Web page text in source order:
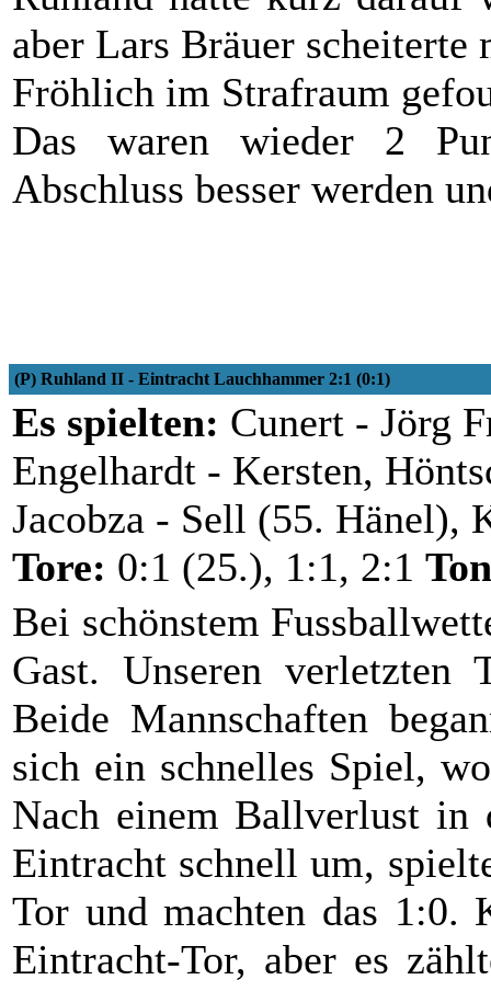
aber Lars Bräuer
Fröhlich im Strafraum
Das waren wieder 2
Abschluss besser werden
(P) Ruhland II - Eintracht Lauchhammer 2:1 (0:1)
Es spielten: Cunert - Jörg
Engelhardt - Kersten,
Jacobza - Sell (55.
Tore: 0:1 (25.), 1:1, 2:1
Bei schönstem
Gast. Unseren verletzten
Beide Mannschaften
sich ein schnelles Spiel,
Nach einem Ballverlust in
Eintracht schnell um,
Tor und machten das
Eintracht-Tor, aber es